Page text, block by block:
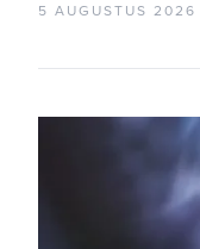
5 AUGUSTUS 2026